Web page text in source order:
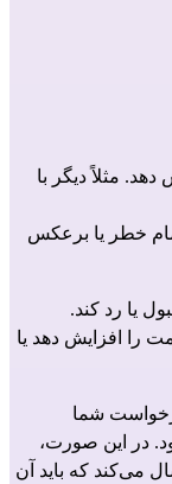
خطر یا برعکس